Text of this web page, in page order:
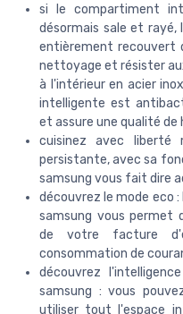
si le compartiment
désormais sale et
entièrement recouvert
nettoyage et résister
à l'intérieur en acier
intelligente est
et assure une qualité de
cuisinez avec liberté
persistante, avec sa
samsung vous fait dire
découvrez le mode eco
samsung vous permet
de votre facture
consommation de
découvrez
samsung : vous
utiliser tout l'espace